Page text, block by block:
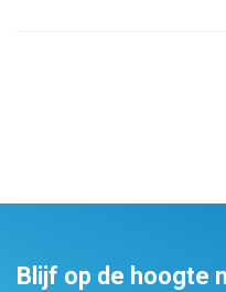
Blijf op de hoogte